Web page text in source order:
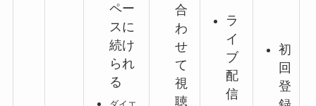
ペー
スに
続け
られ
る
合
わ
せ
て
視
聴
ラ
イ
ブ
配
信
初
回
登